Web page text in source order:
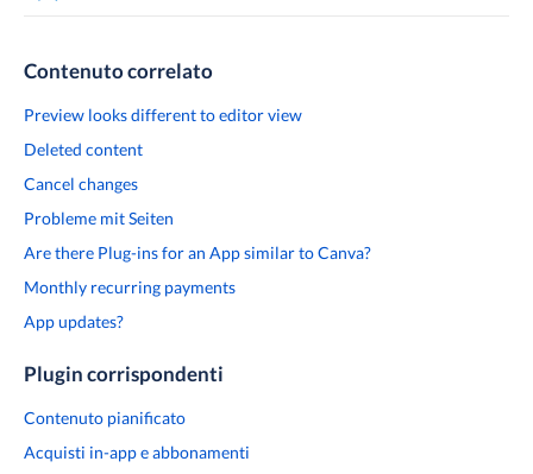
Contenuto correlato
Preview looks different to editor view
Deleted content
Cancel changes
Probleme mit Seiten
Are there Plug-ins for an App similar to Canva?
Monthly recurring payments
App updates?
Plugin corrispondenti
Contenuto pianificato
Acquisti in-app e abbonamenti